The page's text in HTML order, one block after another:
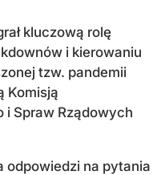
kluczową rolę
i kierowaniu
tzw. pandemii
Komisją
i Spraw Rządowych
odpowiedzi na pytania